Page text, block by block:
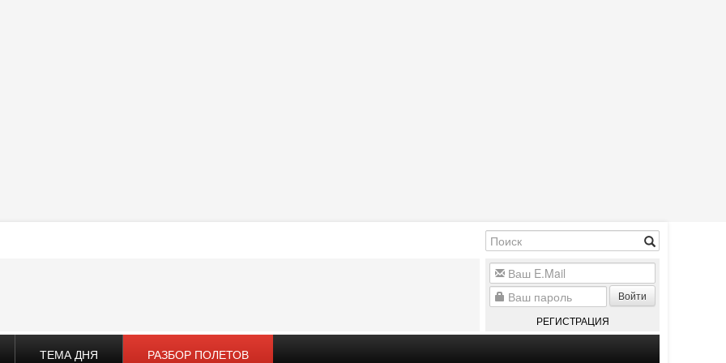
Войти
РЕГИСТРАЦИЯ
ТЕМА ДНЯ РАЗБОР ПОЛЕТОВ